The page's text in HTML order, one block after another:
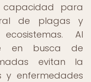
para
de plagas y
Al
en busca de
evitan la
y enfermedades